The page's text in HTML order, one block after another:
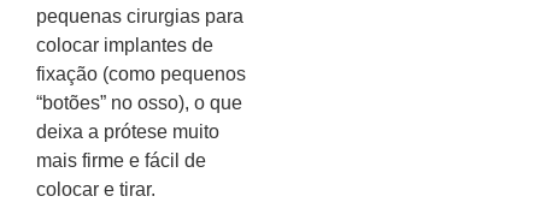
pequenas cirurgias para
colocar implantes de
fixação (como pequenos
“botões” no osso), o que
deixa a prótese muito
mais firme e fácil de
colocar e tirar.